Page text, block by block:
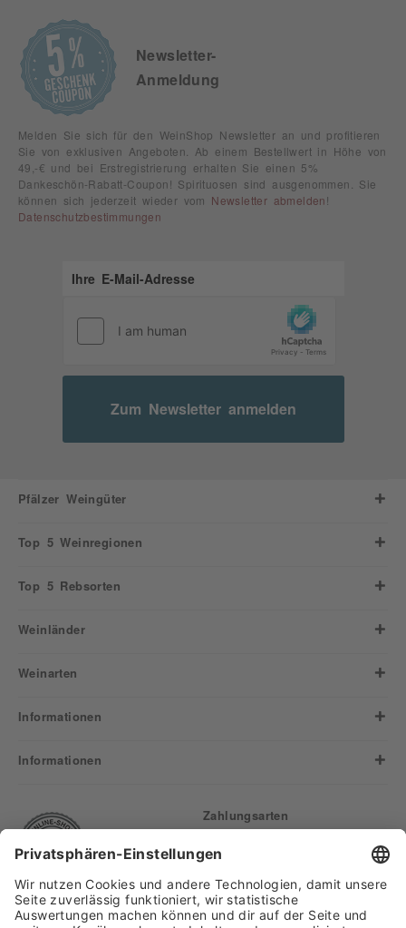
Newsletter-
Anmeldung
Melden Sie sich für den WeinShop Newsletter an und profitieren
Sie von exklusiven Angeboten. Ab einem Bestellwert in Höhe von
49,-€ und bei Erstregistrierung erhalten Sie einen 5%
Dankeschön-Rabatt-Coupon! Spirituosen sind ausgenommen. Sie
können sich jederzeit wieder vom Newsletter abmelden !
Datenschutzbestimmungen
Zum Newsletter anmelden
Pfälzer Weingüter
Top 5 Weinregionen
Top 5 Rebsorten
Weinländer
Weinarten
Informationen
Informationen
Zahlungsarten